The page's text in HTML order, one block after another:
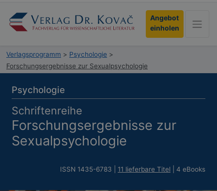
Angebot
einholen
Verlagsprogramm > Psychologie >
Forschungsergebnisse zur Sexualpsychologie
Psychologie
Schriftenreihe
Forschungsergebnisse zur
Sexualpsychologie
ISSN 1435-6783 | 11 lieferbare Titel | 4 eBooks